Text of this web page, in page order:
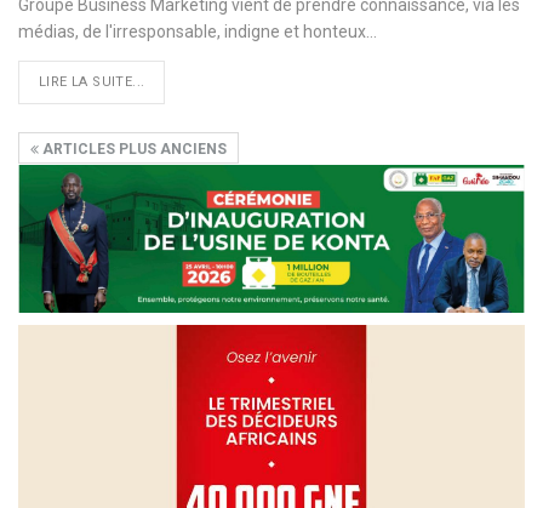
Groupe Business Marketing vient de prendre connaissance, via les
médias, de l'irresponsable, indigne et honteux…
LIRE LA SUITE...
ARTICLES PLUS ANCIENS